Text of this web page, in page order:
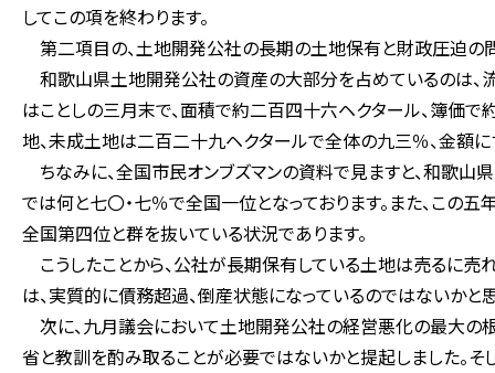
してこの項を終わります。
第二項目の、土地開発公社の長期の土地保有と財政圧迫の
和歌山県土地開発公社の資産の大部分を占めているのは、
はことしの三月末で、面積で約二百四十六ヘクタール、簿価
地、未成土地は二百二十九ヘクタールで全体の九三％、金額
ちなみに、全国市民オンブズマンの資料で見ますと、和歌
では何と七〇・七％で全国一位となっております。また、こ
全国第四位と群を抜いている状況であります。
こうしたことから、公社が長期保有している土地は売るに売
は、実質的に債務超過、倒産状態になっているのではないかと
次に、九月議会において土地開発公社の経営悪化の最大の
省と教訓を酌み取ることが必要ではないかと提起しました。